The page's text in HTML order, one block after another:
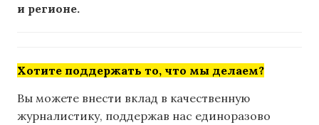
и регионе.
Хотите поддержать то, что мы делаем?
Вы можете внести вклад в качественную
журналистику, поддержав нас единоразово